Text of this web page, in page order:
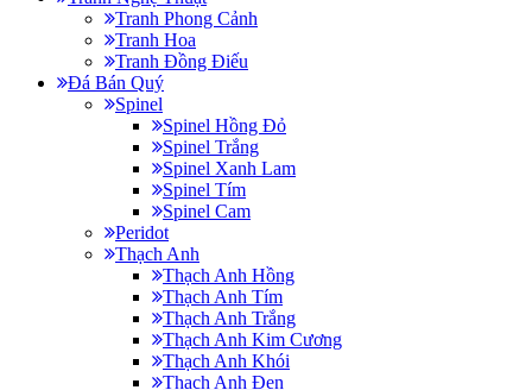
Tranh Phong Cảnh
Tranh Hoa
Tranh Đồng Điếu
Đá Bán Quý
Spinel
Spinel Hồng Đỏ
Spinel Trắng
Spinel Xanh Lam
Spinel Tím
Spinel Cam
Peridot
Thạch Anh
Thạch Anh Hồng
Thạch Anh Tím
Thạch Anh Trắng
Thạch Anh Kim Cương
Thạch Anh Khói
Thạch Anh Đen